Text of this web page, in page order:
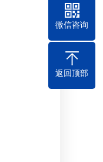
微信咨询
返回顶部